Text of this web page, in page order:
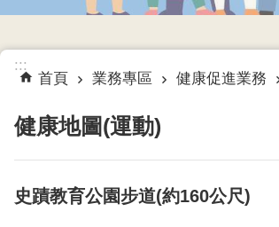
:::
首頁 業務專區 健康促進業務
健康地圖(運動)
史蹟教育公園步道(約160公尺)